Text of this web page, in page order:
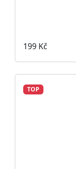
199 Kč
TOP